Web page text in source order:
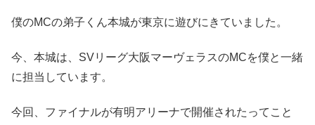
僕のMCの弟子くん本城が東京に遊びにきていました。
今、本城は、SVリーグ大阪マーヴェラスのMCを僕と一緒
に担当しています。
今回、ファイナルが有明アリーナで開催されたってこと